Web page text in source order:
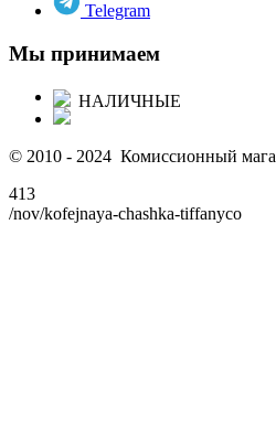
Telegram
Мы принимаем
НАЛИЧНЫЕ
© 2010 - 2024 Комиссионный
413
/nov/kofejnaya-chashka-tiffanyco